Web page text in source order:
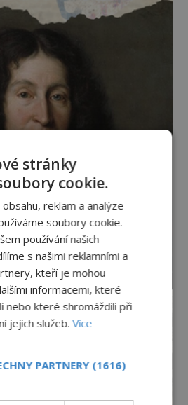
stránky
cookie.
reklam a analýze
soubory cookie.
používání našich
s našimi reklamními a
kteří je mohou
informacemi, které
nebo které shromáždili při
jejich služeb.Více
PARTNERY (1616)